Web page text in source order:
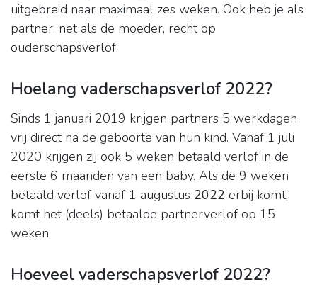
uitgebreid naar maximaal zes weken. Ook heb je als
partner, net als de moeder, recht op
ouderschapsverlof.
Hoelang vaderschapsverlof 2022?
Sinds 1 januari 2019 krijgen partners 5 werkdagen
vrij direct na de geboorte van hun kind. Vanaf 1 juli
2020 krijgen zij ook 5 weken betaald verlof in de
eerste 6 maanden van een baby. Als de 9 weken
betaald verlof vanaf 1 augustus 2022 erbij komt,
komt het (deels) betaalde partnerverlof op 15
weken.
Hoeveel vaderschapsverlof 2022?